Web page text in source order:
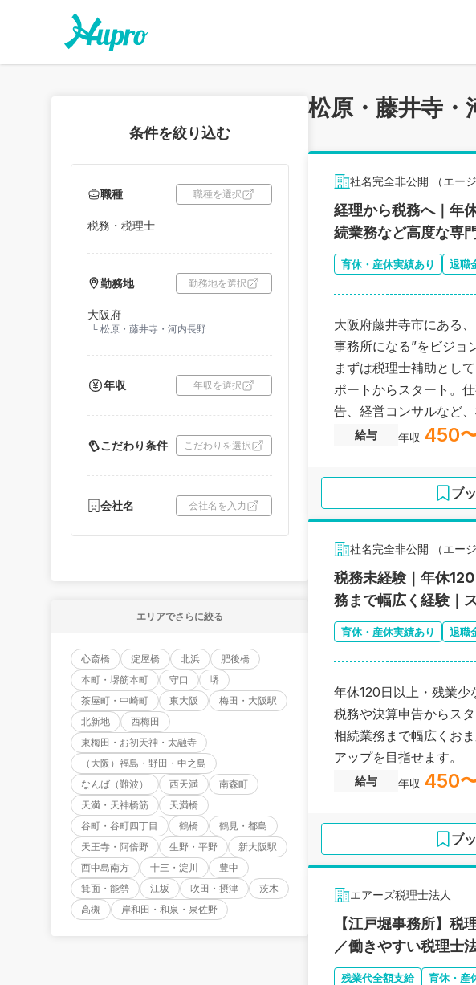
条件を絞り込む
職種 職種を選択
税務・税理士
勤務地 勤務地を選択
大阪府
└ 松原・藤井寺・河内長野
年収 年収を選択
こだわり条件 こだわりを選択
会社名 会社名を入力
エリアでさらに絞る
心斎橋 淀屋橋 北浜
肥後橋
本町・堺筋本町
守口
堺
茶屋町・中崎町
東大阪
梅田・大阪駅
北新地
西梅田
東梅田・お初天神・太融寺
（大阪）福島・野田・中之島
なんば（難波）
西天満
南森町
天満・天神橋筋
天満橋
谷町・谷町四丁目
鶴橋
鶴見・都島
天王寺・阿倍野
生野・平野
新大阪駅
西中島南方
十三・淀川
豊中
箕面・能勢
江坂 吹田・摂津
茨木
高槻
岸和田・和泉・泉佐野
松原・藤井寺・
社名完全非公開 （エー
経理から税務へ｜年
続業務など高度な専
育休・産休実績あり 退職
大阪府藤井寺市にある
事務所になる”をビジョ
まずは税理士補助とし
ポートからスタート。
告、経営コンサルなど
給与 年収 450
ブ
社名完全非公開 （エー
税務未経験｜年休
務まで幅広く経験｜
育休・産休実績あり 退職
年休120日以上・残業
税務や決算申告からス
相続業務まで幅広くお
アップを目指せます。
給与 年収 450
ブ
エアーズ税理士法人
【江戸堀事務所】
／働きやすい税理士
残業代全額支給 育休・産